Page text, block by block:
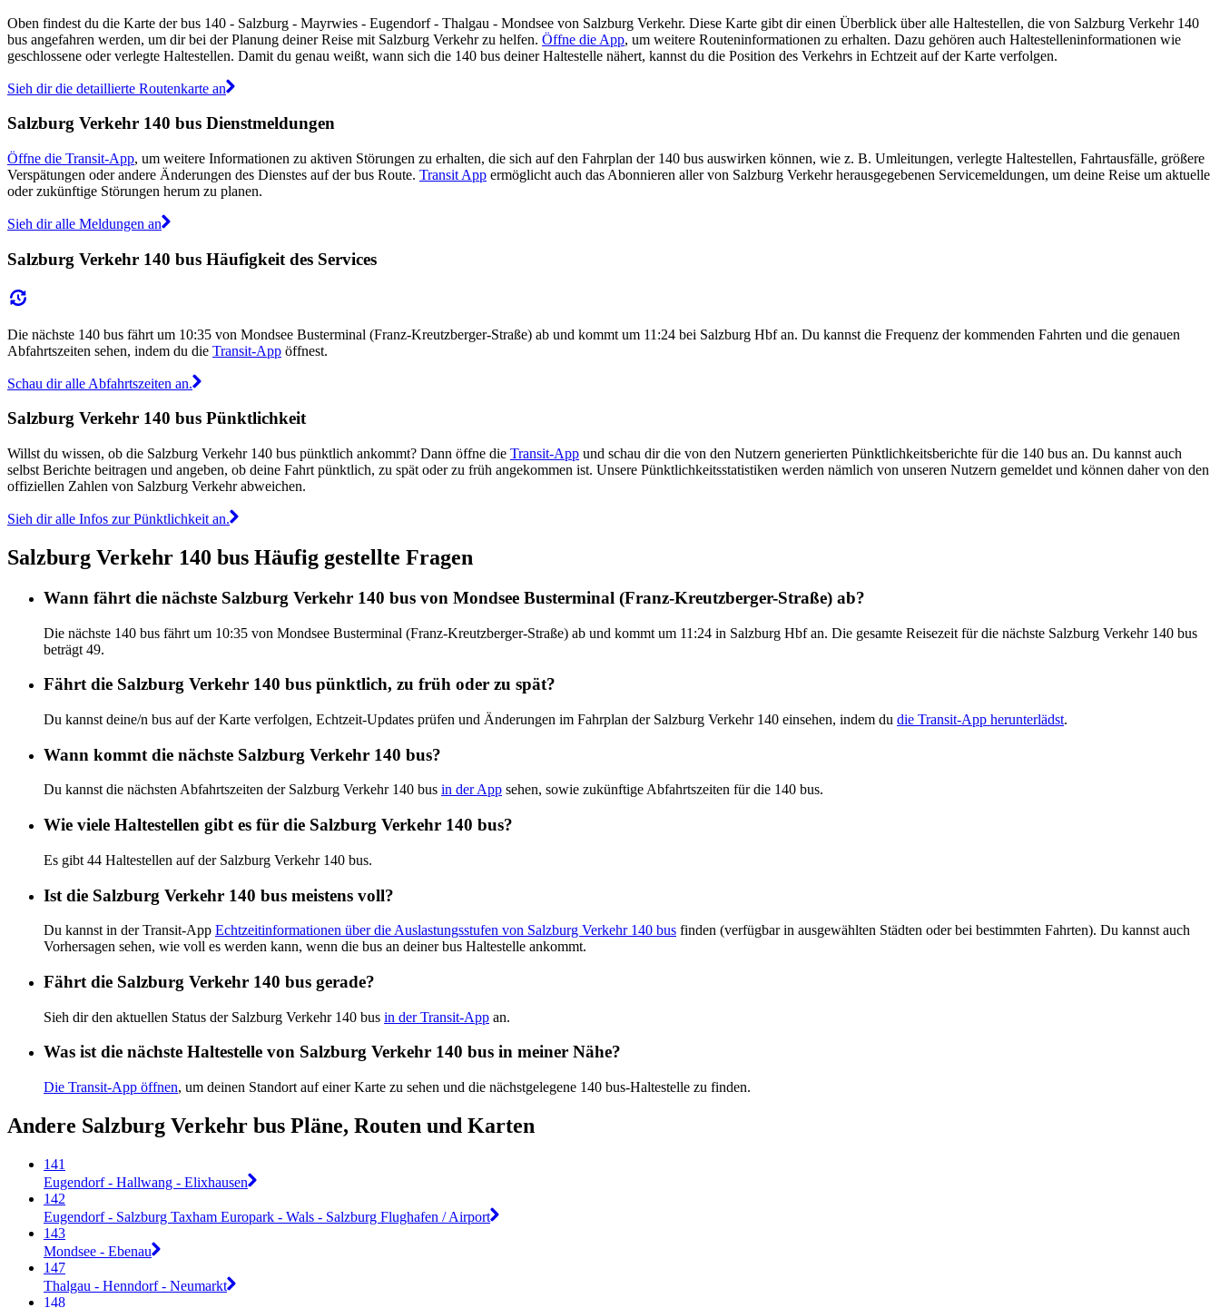
Oben findest du die Karte der bus 140 - Salzburg - Mayrwies - Eugendorf - Thalgau - Mondsee von Salzburg Verkehr. Diese Karte gibt dir einen Überblick über alle Haltestellen, die von Salzburg Verkehr 140
bus angefahren werden, um dir bei der Planung deiner Reise mit Salzburg Verkehr zu helfen. Öffne die App, um weitere Routeninformationen zu erhalten. Dazu gehören auch Haltestelleninformationen wie
geschlossene oder verlegte Haltestellen. Damit du genau weißt, wann sich die 140 bus deiner Haltestelle nähert, kannst du die Position des Verkehrs in Echtzeit auf der Karte verfolgen.
Sieh dir die detaillierte Routenkarte an
Salzburg Verkehr 140 bus Dienstmeldungen
Öffne die Transit-App, um weitere Informationen zu aktiven Störungen zu erhalten, die sich auf den Fahrplan der 140 bus auswirken können, wie z. B. Umleitungen, verlegte Haltestellen, Fahrtausfälle, größere
Verspätungen oder andere Änderungen des Dienstes auf der bus Route. Transit App ermöglicht auch das Abonnieren aller von Salzburg Verkehr herausgegebenen Servicemeldungen, um deine Reise um aktuelle
oder zukünftige Störungen herum zu planen.
Sieh dir alle Meldungen an
Salzburg Verkehr 140 bus Häufigkeit des Services
Die nächste 140 bus fährt um 10:35 von Mondsee Busterminal (Franz-Kreutzberger-Straße) ab und kommt um 11:24 bei Salzburg Hbf an. Du kannst die Frequenz der kommenden Fahrten und die genauen
Abfahrtszeiten sehen, indem du die Transit-App öffnest.
Schau dir alle Abfahrtszeiten an.
Salzburg Verkehr 140 bus Pünktlichkeit
Willst du wissen, ob die Salzburg Verkehr 140 bus pünktlich ankommt? Dann öffne die Transit-App und schau dir die von den Nutzern generierten Pünktlichkeitsberichte für die 140 bus an. Du kannst auch
selbst Berichte beitragen und angeben, ob deine Fahrt pünktlich, zu spät oder zu früh angekommen ist. Unsere Pünktlichkeitsstatistiken werden nämlich von unseren Nutzern gemeldet und können daher von den
offiziellen Zahlen von Salzburg Verkehr abweichen.
Sieh dir alle Infos zur Pünktlichkeit an.
Salzburg Verkehr 140 bus Häufig gestellte Fragen
Wann fährt die nächste Salzburg Verkehr 140 bus von Mondsee Busterminal (Franz-Kreutzberger-Straße) ab?
Die nächste 140 bus fährt um 10:35 von Mondsee Busterminal (Franz-Kreutzberger-Straße) ab und kommt um 11:24 in Salzburg Hbf an. Die gesamte Reisezeit für die nächste Salzburg Verkehr 140 bus
beträgt 49.
Fährt die Salzburg Verkehr 140 bus pünktlich, zu früh oder zu spät?
Du kannst deine/n bus auf der Karte verfolgen, Echtzeit-Updates prüfen und Änderungen im Fahrplan der Salzburg Verkehr 140 einsehen, indem du die Transit-App herunterlädst.
Wann kommt die nächste Salzburg Verkehr 140 bus?
Du kannst die nächsten Abfahrtszeiten der Salzburg Verkehr 140 bus in der App sehen, sowie zukünftige Abfahrtszeiten für die 140 bus.
Wie viele Haltestellen gibt es für die Salzburg Verkehr 140 bus?
Es gibt 44 Haltestellen auf der Salzburg Verkehr 140 bus.
Ist die Salzburg Verkehr 140 bus meistens voll?
Du kannst in der Transit-App Echtzeitinformationen über die Auslastungsstufen von Salzburg Verkehr 140 bus finden (verfügbar in ausgewählten Städten oder bei bestimmten Fahrten). Du kannst auch
Vorhersagen sehen, wie voll es werden kann, wenn die bus an deiner bus Haltestelle ankommt.
Fährt die Salzburg Verkehr 140 bus gerade?
Sieh dir den aktuellen Status der Salzburg Verkehr 140 bus in der Transit-App an.
Was ist die nächste Haltestelle von Salzburg Verkehr 140 bus in meiner Nähe?
Die Transit-App öffnen, um deinen Standort auf einer Karte zu sehen und die nächstgelegene 140 bus-Haltestelle zu finden.
Andere Salzburg Verkehr bus Pläne, Routen und Karten
141
Eugendorf - Hallwang - Elixhausen
142
Eugendorf - Salzburg Taxham Europark - Wals - Salzburg Flughafen / Airport
143
Mondsee - Ebenau
147
Thalgau - Henndorf - Neumarkt
148